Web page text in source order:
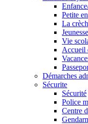
Petite
La
Jeunesse
Vie
Accueil
Démarches
Sécurite
Sécurité
Police
Centre